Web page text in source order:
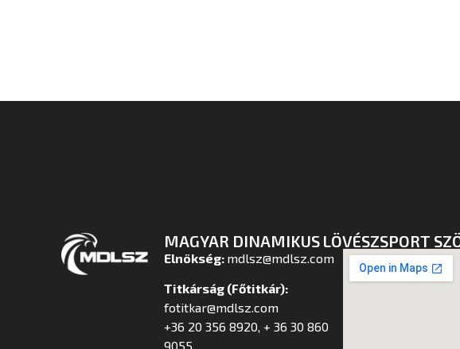
MAGYAR DINAMIKUS LÖVÉSZSPORT
Elnökség: mdlsz@mdlsz.com
Titkárság (Főtitkár):
fotitkar@mdlsz.com
+36 20 356 8920, + 36 30 860
9055